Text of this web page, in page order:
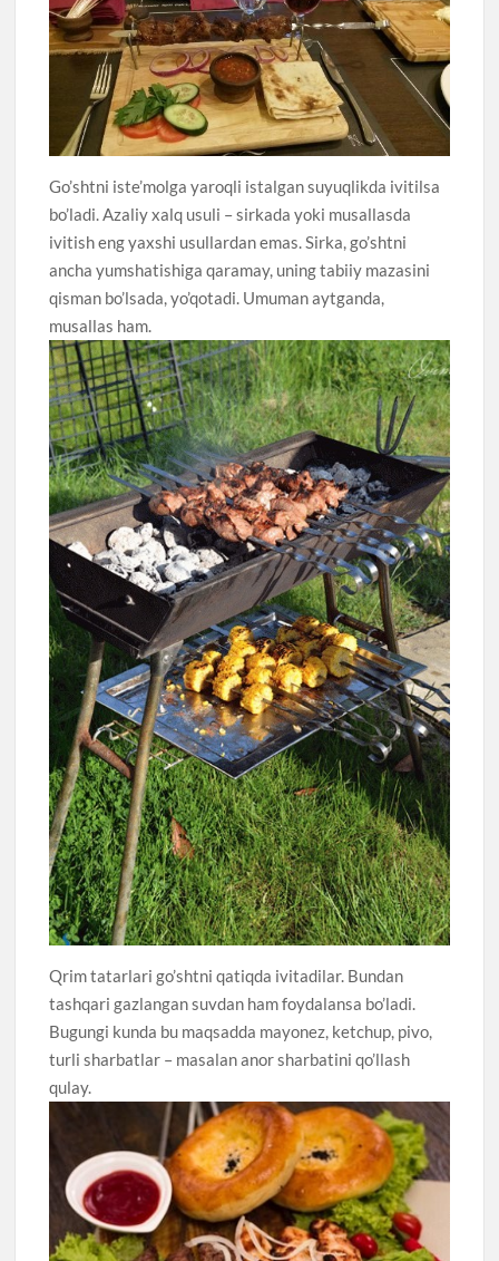
Go’shtni iste’molga yaroqli istalgan suyuqlikda ivitilsa
bo’ladi. Azaliy xalq usuli – sirkada yoki musallasda
ivitish eng yaxshi usullardan emas. Sirka, go’shtni
ancha yumshatishiga qaramay, uning tabiiy mazasini
qisman bo’lsada, yo’qotadi. Umuman aytganda,
musallas ham.
Qrim tatarlari go’shtni qatiqda ivitadilar. Bundan
tashqari gazlangan suvdan ham foydalansa bo’ladi.
Bugungi kunda bu maqsadda mayonez, ketchup, pivo,
turli sharbatlar – masalan anor sharbatini qo’llash
qulay.